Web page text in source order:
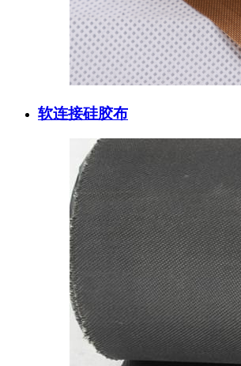
软连接硅胶布